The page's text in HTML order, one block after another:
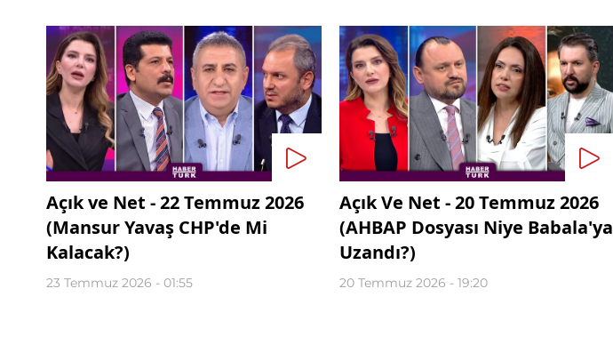
Açık ve Net - 22 Temmuz 2026
(Mansur Yavaş CHP'de Mi
Kalacak?)
23 Temmuz 2026 - 01:55
Açık Ve Net - 20 Temmuz 2026
(AHBAP Dosyası Niye Babala'ya
Uzandı?)
20 Temmuz 2026 - 19:20